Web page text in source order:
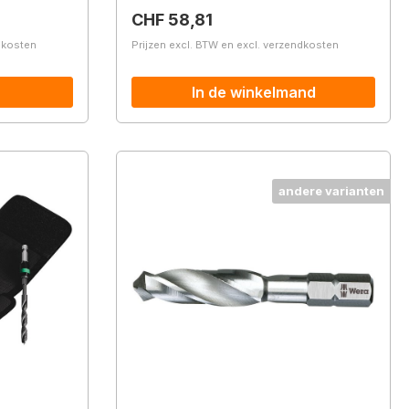
Normale prijs:
CHF 58,81
Prijzen excl. BTW en excl. verzendkosten
In de winkelmand
andere varianten